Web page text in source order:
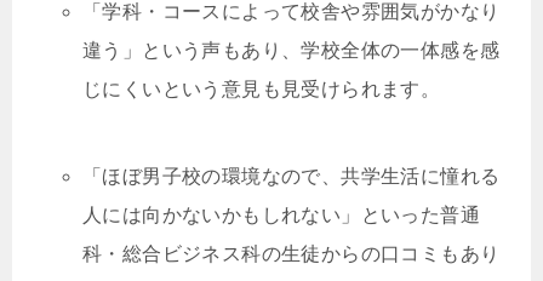
「学科・コースによって校舎や雰囲気がかなり
違う」という声もあり、学校全体の一体感を感
じにくいという意見も見受けられます。
「ほぼ男子校の環境なので、共学生活に憧れる
人には向かないかもしれない」といった普通
科・総合ビジネス科の生徒からの口コミもあり